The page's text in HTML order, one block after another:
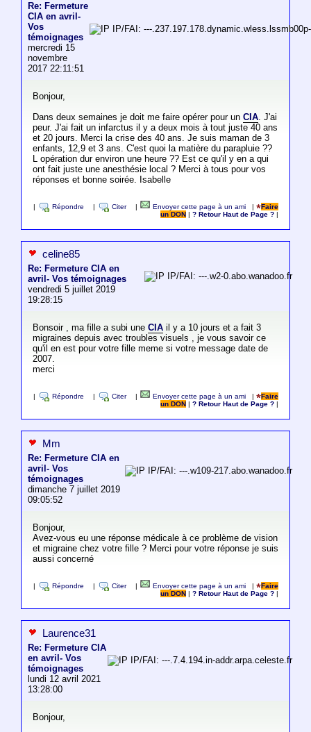
Re: Fermeture
CIA en avril-
Vos
témoignages
mercredi 15
novembre
2017 22:11:51
IP/FAI: ---
Bonjour,
Dans deux semaines je doit me faire opérer pour un CIA. J'ai
peur. J'ai fait un infarctus il y a deux mois à tout juste 40 ans
et 20 jours. Merci la crise des 40 ans. Je suis maman de 3
enfants, 12,9 et 3 ans. C'est quoi la matière du parapluie ??
L opération dur environ une heure ?? Est ce qu'il y en a qui
ont fait juste une anesthésie local ? Merci à tous pour vos
réponses et bonne soirée. Isabelle
Répondre Citer Envoyer cette page à un ami |
Faire
un DON
|? Retour Haut de Page ?
celine85
Re: Fermeture CIA en
avril- Vos témoignages
vendredi 5 juillet 2019
19:28:15
IP/FAI: ---.w2-0.abo.wanadoo.fr
Bonsoir , ma fille a subi une CIAil y a 10 jours et a fait 3
migraines depuis avec troubles visuels , je vous savoir ce
qu'il en est pour votre fille meme si votre message date de
2007.
merci
Répondre Citer Envoyer cette page à un ami |
Faire
un DON
|? Retour Haut de Page ?
Mm
Re: Fermeture CIA en
avril- Vos
témoignages
dimanche 7 juillet 2019
09:05:52
IP/FAI: ---.w109-217.abo.wanadoo.fr
Bonjour,
Avez-vous eu une réponse médicale à ce problème de vision
et migraine chez votre fille ? Merci pour votre réponse je suis
aussi concerné
Répondre Citer Envoyer cette page à un ami |
Faire
un DON
|? Retour Haut de Page ?
Laurence31
Re: Fermeture CIA
en avril- Vos
témoignages
lundi 12 avril 2021
13:28:00
IP/FAI: ---.7.4.194.in-addr.arpa.celeste.fr
Bonjour,